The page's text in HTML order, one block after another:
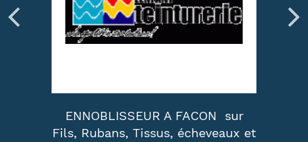
ENNOBLISSEUR A FACON sur
Fils, Rubans, Tissus, écheveaux et